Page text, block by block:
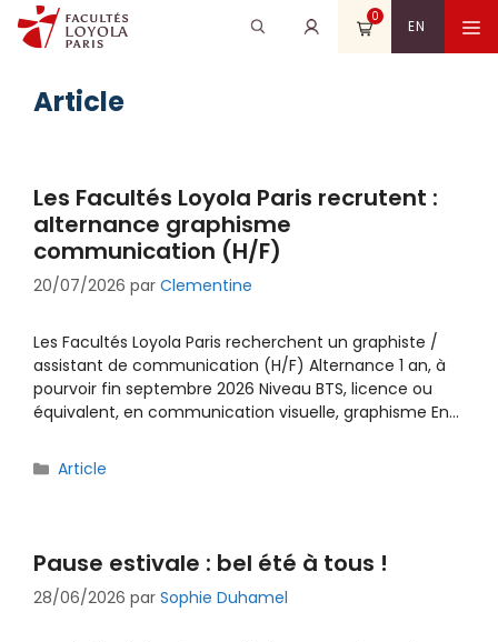
au
EN
0
Recherche
pour
Rechercher
Article
Les Facultés Loyola Paris recrutent :
alternance graphisme
communication (H/F)
20/07/2026 par Clementine
Les Facultés Loyola Paris recherchent un graphiste /
assistant de communication (H/F) Alternance 1 an, à
pourvoir fin septembre 2026 Niveau BTS, licence ou
équivalent, en communication visuelle, graphisme En…
Catégories
Article
Pause estivale : bel été à tous !
28/06/2026 par Sophie Duhamel